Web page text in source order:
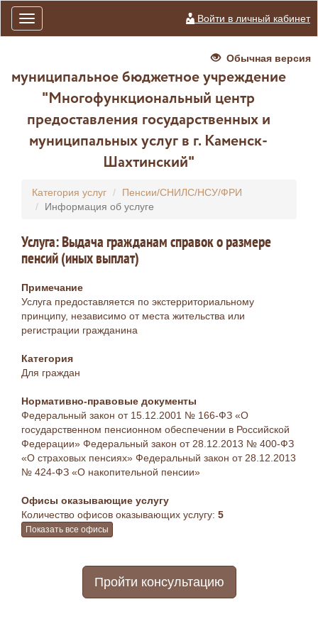
Toggle
navigation
Войти в личный кабинет
Обычная версия
муниципальное бюджетное учреждение
"Многофункциональный центр
предоставления государственных и
муниципальных услуг в г. Каменск-
Шахтинский"
Категория услуг
Пенсии/СНИЛС/НСУ/ФРИ
Информация об услуге
Услуга: Выдача гражданам справок о размере
пенсий (иных выплат)
Примечание
Услуга предоставляется по экстерриториальному
принципу, независимо от места жительства или
регистрации гражданина
Категория
Для граждан
Нормативно-правовые документы
Федеральный закон от 15.12.2001 № 166-ФЗ «О
государственном пенсионном обеспечении в Российской
Федерации» Федеральный закон от 28.12.2013 № 400-ФЗ
«О страховых пенсиях» Федеральный закон от 28.12.2013
№ 424-ФЗ «О накопительной пенсии»
Офисы оказывающие услугу
Количество офисов оказывающих услугу: 5
Показать все офисы
Пройти консультацию